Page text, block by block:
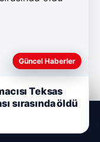
Güncel Haberler
Teksas
sırasında öldü